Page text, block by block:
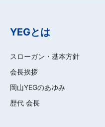
YEGとは
スローガン・基本方針
会長挨拶
岡山YEGのあゆみ
歴代 会長